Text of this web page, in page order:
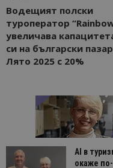
Водещият полски
туроператор
увеличава
си на български
Лято 2025 с 20%
AI в
окаже